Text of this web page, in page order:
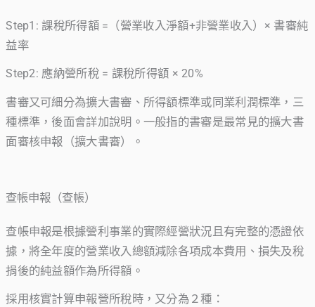
Step1: 課稅所得額 =（營業收入淨額+非營業收入）× 書審純
益率
Step2: 應納營所稅 = 課稅所得額 × 20%
書審又可細分為擴大書審、所得額標準或同業利潤標準，三
種標準，後面會詳加說明。一般指的書審是最常見的擴大書
面審核申報（擴大書審）。
查帳申報（查帳）
查帳申報是根據營利事業的實際經營狀況且有完整的憑證依
據，將全年度的營業收入總額減除各項成本費用、損失及稅
捐後的純益額作為所得額。
採用核實計算申報營所稅時，又分為２種：